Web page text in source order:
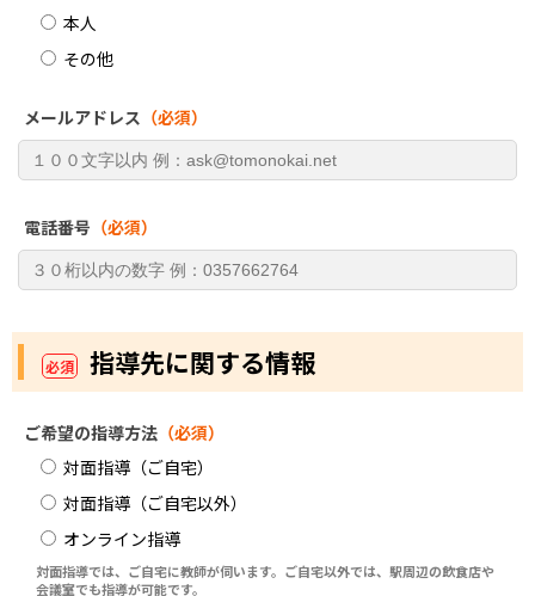
本人
その他
メールアドレス （必須）
電話番号 （必須）
必須 指導先に関する情報
ご希望の指導方法 （必須）
対面指導（ご自宅）
対面指導（ご自宅以外）
オンライン指導
対面指導では、ご自宅に教師が伺います。ご自宅以外では、駅周辺の飲食店や
会議室でも指導が可能です。